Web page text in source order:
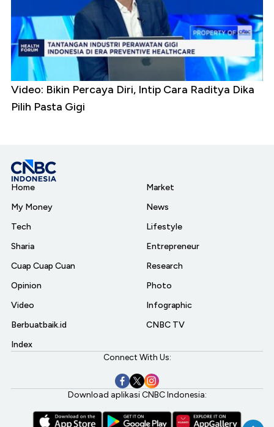
Video: Bikin Percaya Diri, Intip Cara Raditya Dika
Pilih Pasta Gigi
Home
My Money
Tech
Sharia
Cuap Cuap Cuan
Opinion
Video
Berbuatbaik.id
Index
Market
News
Lifestyle
Entrepreneur
Research
Photo
Infographic
CNBC TV
Connect With Us:
Download aplikasi CNBC Indonesia: